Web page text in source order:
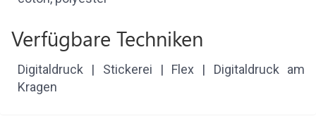
Verfügbare Techniken
Digitaldruck | Stickerei | Flex | Digitaldruck am
Kragen